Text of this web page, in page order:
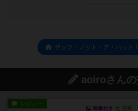
ザッツ・ノット・ア・ハット
aoiroさん
レビュー
画像付き 充実